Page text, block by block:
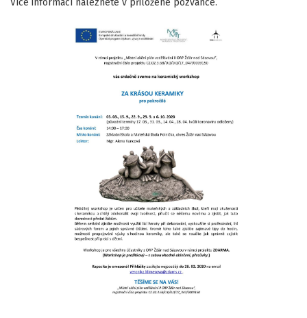
Více informací naleznete v přiložené pozvánce.